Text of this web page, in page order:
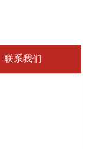
联系我们